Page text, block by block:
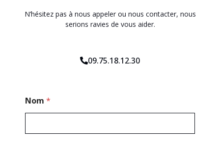
N’hésitez pas à nous appeler ou nous contacter, nous
serions ravies de vous aider.
09.75.18.12.30
Nom *